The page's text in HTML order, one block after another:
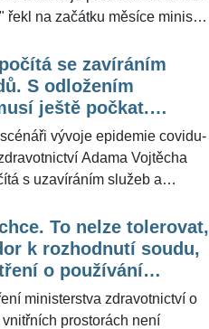
či známých," vyjádřil se
Růžek z Oddělení infekčních
řekl na začátku měsíce ministr
Aktuální data jsou taková, že
nemoci covid-19 v úterý v
týdnu klesl zhruba o 30 na
Podle epidemiologa Romana
odložení ochrany úst a nosu
"Myslím si, že to bude příští
se zavíráním
S odložením
ještě počkat.
vývoje epidemie covidu-
Adama Vojtěcha
s uzavíráním služeb a
s nošením ochrany
Romana Prymuly
"Bohužel tu je ještě
To nelze tolerovat,
k rozhodnutí soudu,
o používání
ministerstva zdravotnictví o
prostorách není